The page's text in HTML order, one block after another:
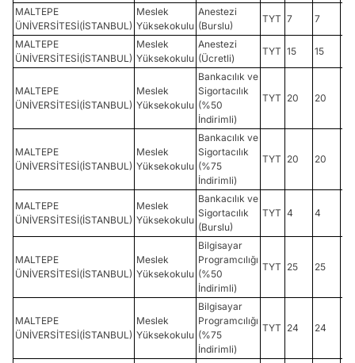
MALTEPE
ÜNİVERSİTESİ(İSTANBUL)
Meslek
Yüksekokulu
Anestezi
(Burslu)
TYT 7 7
MALTEPE
ÜNİVERSİTESİ(İSTANBUL)
Meslek
Yüksekokulu
Anestezi
(Ücretli)
TYT 15 15
MALTEPE
ÜNİVERSİTESİ(İSTANBUL)
Meslek
Yüksekokulu
Bankacılık ve
Sigortacılık
(%50
İndirimli)
TYT 20 20
MALTEPE
ÜNİVERSİTESİ(İSTANBUL)
Meslek
Yüksekokulu
Bankacılık ve
Sigortacılık
(%75
İndirimli)
TYT 20 20
MALTEPE
ÜNİVERSİTESİ(İSTANBUL)
Meslek
Yüksekokulu
Bankacılık ve
Sigortacılık
(Burslu)
TYT 4 4
MALTEPE
ÜNİVERSİTESİ(İSTANBUL)
Meslek
Yüksekokulu
Bilgisayar
Programcılığı
(%50
İndirimli)
TYT 25 25
MALTEPE
ÜNİVERSİTESİ(İSTANBUL)
Meslek
Yüksekokulu
Bilgisayar
Programcılığı
(%75
İndirimli)
TYT 24 24